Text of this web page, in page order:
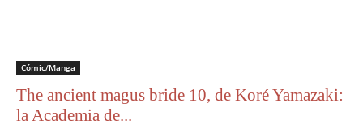
Cómic/Manga
The ancient magus bride 10, de Koré Yamazaki:
la Academia de...